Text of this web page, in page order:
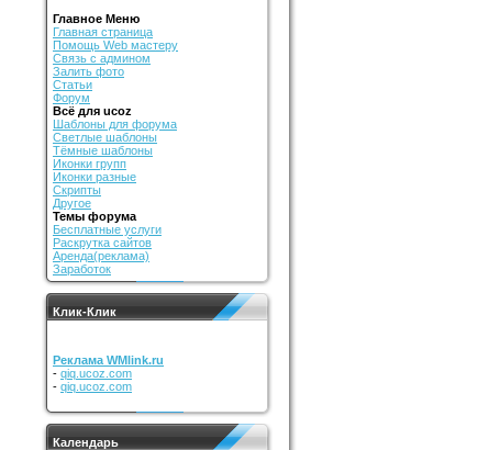
Главное Меню
Главная страница
Помощь Web мастеру
Связь с админом
Залить фото
Статьи
Форум
Всё для ucoz
Шаблоны для форума
Светлые шаблоны
Тёмные шаблоны
Иконки групп
Иконки разные
Скрипты
Другое
Темы форума
Бесплатные услуги
Раскрутка сайтов
Аренда(реклама)
Заработок
Клик-Клик
Реклама WMlink.ru
- qiq.ucoz.com
- qiq.ucoz.com
Календарь